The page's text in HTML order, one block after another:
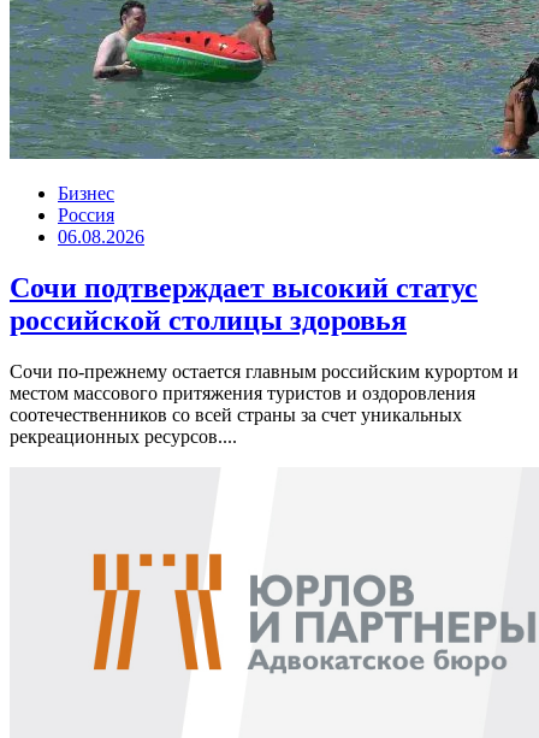
Бизнес
Россия
06.08.2026
Сочи подтверждает высокий статус
российской столицы здоровья
Сочи по-прежнему остается главным российским курортом и
местом массового притяжения туристов и оздоровления
соотечественников со всей страны за счет уникальных
рекреационных ресурсов....